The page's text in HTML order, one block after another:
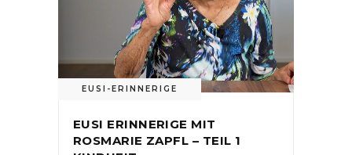
EUSI-ERINNERIGE
EUSI ERINNERIGE MIT
ROSMARIE ZAPFL – TEIL 1